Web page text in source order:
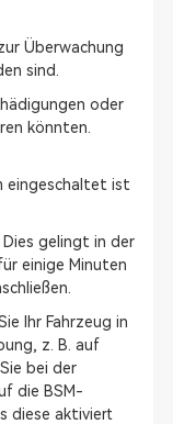
Überwachung
sind.
oder
könnten.
eingeschaltet ist
gelingt in der
einige Minuten
Ihr Fahrzeug in
z. B. auf
bei der
die BSM-
diese aktiviert